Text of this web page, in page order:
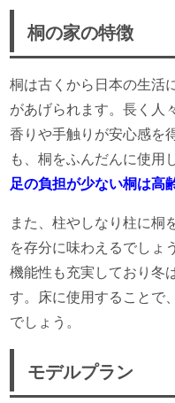
桐の家の特徴
桐は古くから日本の生活
があげられます。長く人
香りや手触りが安心感を
も、桐をふんだんに使用
足の負担が少ない桐は高
また、柱やしなり柱に桐
を存分に味わえるでしょ
機能性も充実しており冬
す。床に使用することで
でしょう。
モデルプラン